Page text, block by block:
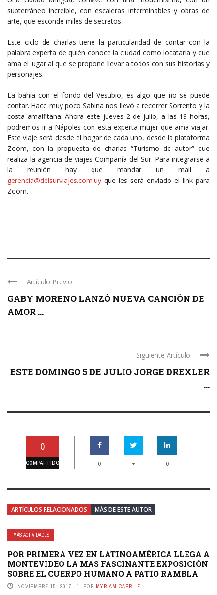
subterráneo increíble, con escaleras interminables y obras de
arte, que esconde miles de secretos.
Este ciclo de charlas tiene la particularidad de contar con la
palabra experta de quién conoce la ciudad como locataria y que
ama el lugar al que se propone llevar a todos con sus historias y
personajes.
La bahía con el fondo del Vesubio, es algo que no se puede
contar. Hace muy poco Sabina nos llevó a recorrer Sorrento y la
costa amalfitana. Ahora este jueves 2 de julio, a las 19 horas,
podremos ir a Nápoles con esta experta mujer que ama viajar.
Este viaje será desde el hogar de cada uno, desde la plataforma
Zoom, con la propuesta de charlas “Turismo de autor” que
realiza la agencia de viajes Compañía del Sur. Para integrarse a
la reunión hay que mandar un mail a
gerencia@delsurviajes.com.uy que les será enviado el link para
Zoom.
Artículo Previo
GABY MORENO LANZÓ NUEVA CANCIÓN DE
AMOR ...
Siguiente Artículo
ESTE DOMINGO 5 DE JULIO JORGE DREXLER
...
0
COMPARTIDO 0 + 0
ARTÍCULOS RELACIONADOS MÁS DE ESTE AUTOR
MÁS ACTIVIDADES
POR PRIMERA VEZ EN LATINOAMÉRICA LLEGA A
MONTEVIDEO LA MAS FASCINANTE EXPOSICIÓN
SOBRE EL CUERPO HUMANO A PATIO RAMBLA
NOVIEMBRE 15, 2017 POR MYRIAM CAPRILE